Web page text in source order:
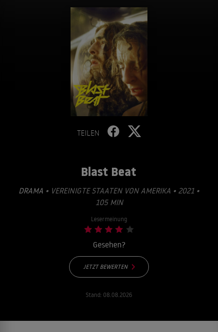
TEILEN
Blast Beat
DRAMA • VEREINIGTE STAATEN VON AMERIKA • 2021 •
105 MIN
Lesermeinung
Gesehen?
JETZT BEWERTEN
Stand: 08.08.2026